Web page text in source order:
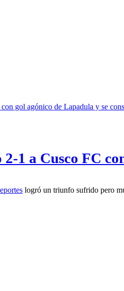
1 a Cusco FC
logró un triunfo sufrido pero